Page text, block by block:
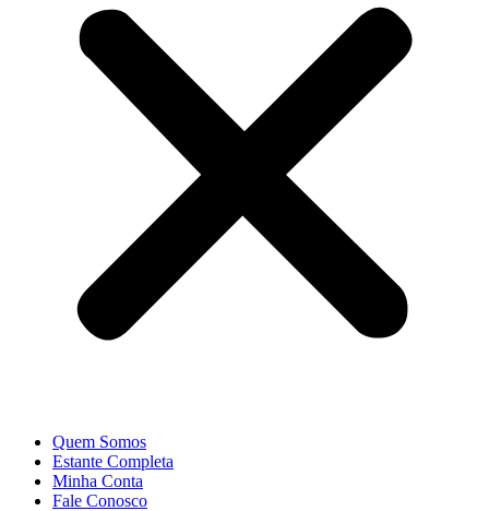
Quem Somos
Estante Completa
Minha Conta
Fale Conosco